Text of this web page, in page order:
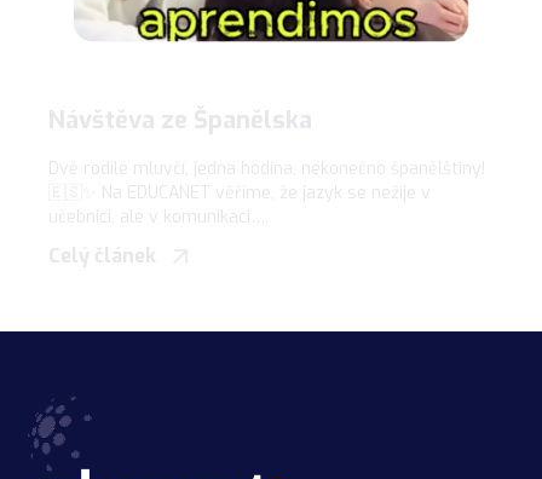
Návštěva ze Španělska
Dvě rodilé mluvčí, jedna hodina, nekonečno španělštiny!
🇪🇸✨ Na EDUCANET věříme, že jazyk se nežije v
učebnici, ale v komunikaci….
Celý článek